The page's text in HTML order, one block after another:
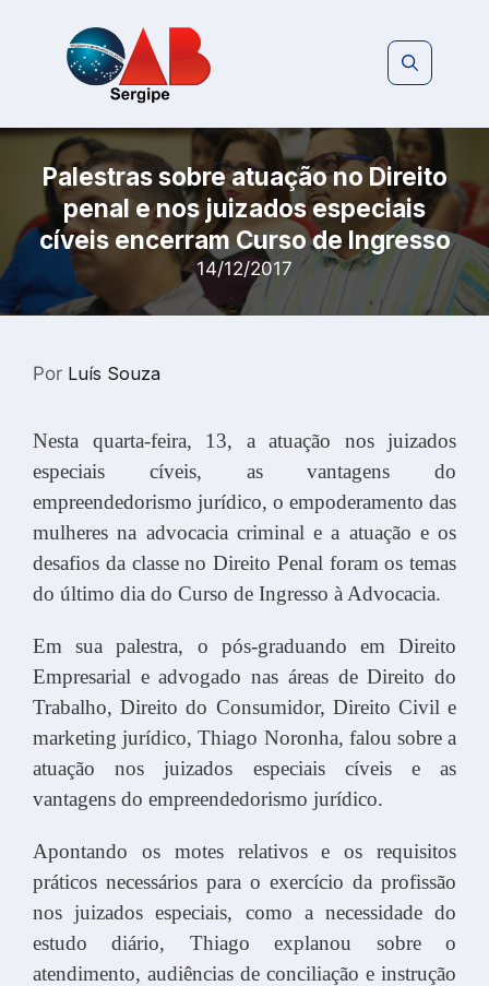
Palestras sobre atuação no Direito
penal e nos juizados especiais
cíveis encerram Curso de Ingresso
14/12/2017
Por Luís Souza
Nesta quarta-feira, 13, a atuação nos juizados
especiais cíveis, as vantagens do
empreendedorismo jurídico, o empoderamento das
mulheres na advocacia criminal e a atuação e os
desafios da classe no Direito Penal foram os temas
do último dia do Curso de Ingresso à Advocacia.
Em sua palestra, o pós-graduando em Direito
Empresarial e advogado nas áreas de Direito do
Trabalho, Direito do Consumidor, Direito Civil e
marketing jurídico, Thiago Noronha, falou sobre a
atuação nos juizados especiais cíveis e as
vantagens do empreendedorismo jurídico.
Apontando os motes relativos e os requisitos
práticos necessários para o exercício da profissão
nos juizados especiais, como a necessidade do
estudo diário, Thiago explanou sobre o
atendimento, audiências de conciliação e instrução